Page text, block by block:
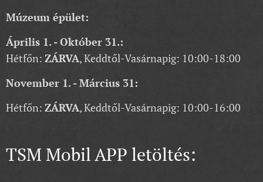
Múzeum épület:
Április 1. - Október 31.:
Hétfőn: ZÁRVA, Keddtől-Vasárnapig: 10:00-18:00
November 1. - Március 31:
Hétfőn: ZÁRVA, Keddtől-Vasárnapig: 10:00-16:00
TSM Mobil APP letöltés: